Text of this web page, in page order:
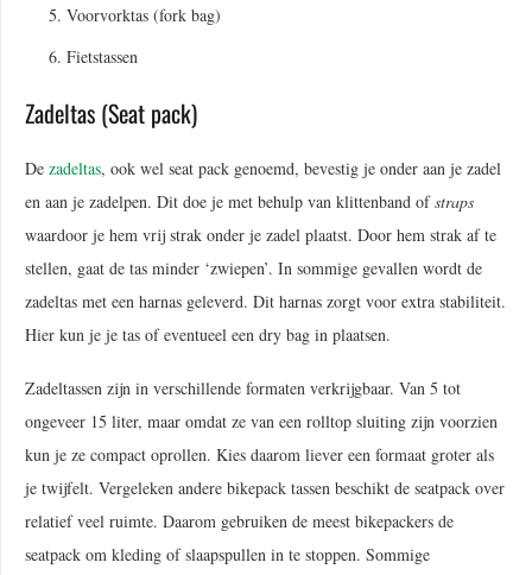
Voorvorktas (fork bag)
Fietstassen
Zadeltas (Seat pack)
De zadeltas, ook wel seat pack genoemd, bevestig je onder aan je zadel
en aan je zadelpen. Dit doe je met behulp van klittenband ofstraps
waardoor je hem vrij strak onder je zadel plaatst. Door hem strak af te
stellen, gaat de tas minder ‘zwiepen’. In sommige gevallen wordt de
zadeltas met een harnas geleverd. Dit harnas zorgt voor extra stabiliteit.
Hier kun je je tas of eventueel een dry bag in plaatsen.
Zadeltassen zijn in verschillende formaten verkrijgbaar. Van 5 tot
ongeveer 15 liter, maar omdat ze van een rolltop sluiting zijn voorzien
kun je ze compact oprollen. Kies daarom liever een formaat groter als
je twijfelt. Vergeleken andere bikepack tassen beschikt de seatpack over
relatief veel ruimte. Daarom gebruiken de meest bikepackers de
seatpack om kleding of slaapspullen in te stoppen. Sommige